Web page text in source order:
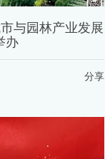
与园林产业发展
办
分享